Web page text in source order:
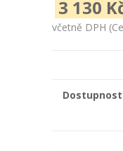
3 130
včetně DPH